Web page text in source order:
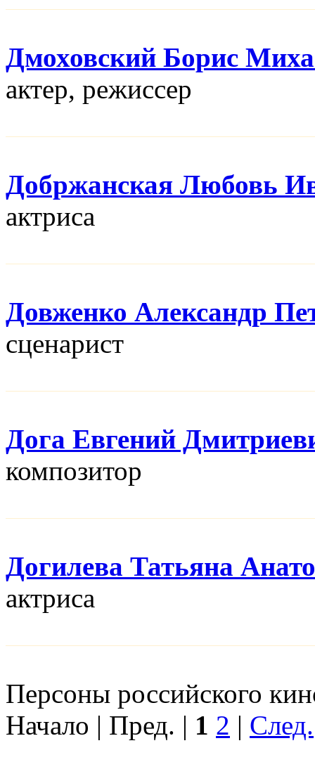
Дмоховский Борис
актер, режисcер
Добржанская Любовь
актриса
Довженко Александр
сценарист
Дога Евгений
композитор
Догилева Татьяна
актриса
Персоны российского
Начало | Пред. | 1 2 | След.